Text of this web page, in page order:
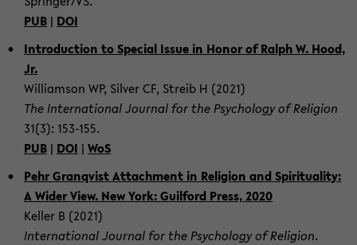
PUB | DOI
In­tro­duc­tion to Spe­cial Issue in Honor of Ralph W. Hood,
Jr.
Williamson WP, Sil­ver CF, Streib H (2021)
The In­ter­na­tional Jour­nal for the Psy­chol­ogy of Re­li­gion
31(3): 153-​155.
PUB | DOI | WoS
Pehr Granqvist At­tach­ment in Re­li­gion and Spir­i­tu­al­ity:
A Wider View. New York: Guil­ford Press, 2020
Keller B (2021)
In­ter­na­tional Jour­nal for the Psy­chol­ogy of Re­li­gion.